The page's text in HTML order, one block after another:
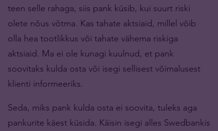
teen selle rahaga, siis pank küsib, kui suurt riski
olete nõus võtma. Kas tahate aktsiaid, millel võib
olla hea tootlikkus või tahate vähema riskiga
aktsiaid. Ma ei ole kunagi kuulnud, et pank
soovitaks kulda osta või isegi sellisest võimalusest
klienti informeeriks.
Seda, miks pank kulda osta ei soovita, tuleks aga
pankurite käest küsida. Käisin isegi alles Swedbankis